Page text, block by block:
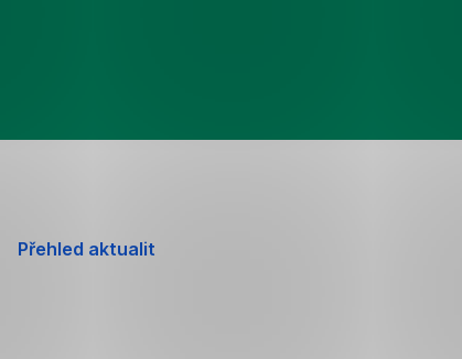
Přehled aktualit